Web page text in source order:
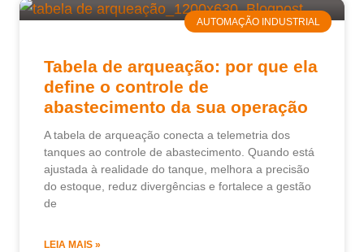
AUTOMAÇÃO INDUSTRIAL
Tabela de arqueação: por que ela
define o controle de
abastecimento da sua operação
A tabela de arqueação conecta a telemetria dos
tanques ao controle de abastecimento. Quando está
ajustada à realidade do tanque, melhora a precisão
do estoque, reduz divergências e fortalece a gestão
de
LEIA MAIS »